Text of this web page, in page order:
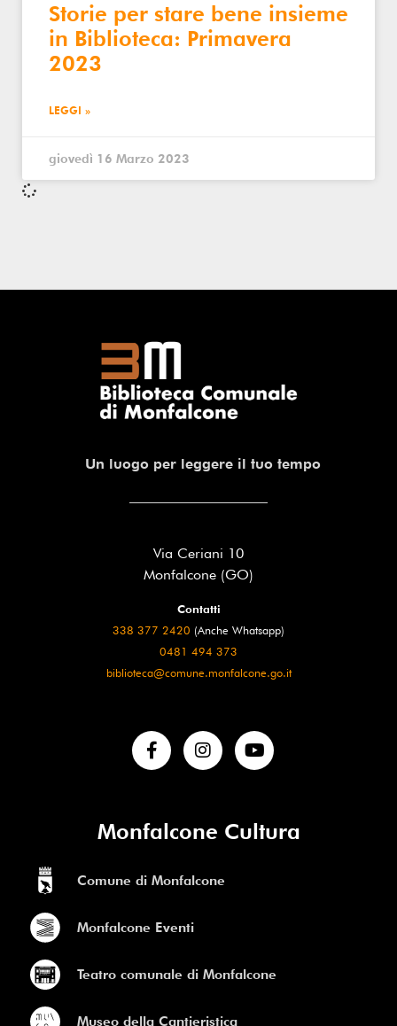
Storie per stare bene insieme
in Biblioteca: Primavera
2023
LEGGI »
giovedì 16 Marzo 2023
Un luogo per leggere il tuo tempo
Via Ceriani 10
Monfalcone (GO)
Contatti
338 377 2420 (Anche Whatsapp)
0481 494 373
biblioteca@comune.monfalcone.go.it
Monfalcone Cultura
Comune di Monfalcone
Monfalcone Eventi
Teatro comunale di Monfalcone
Museo della Cantieristica